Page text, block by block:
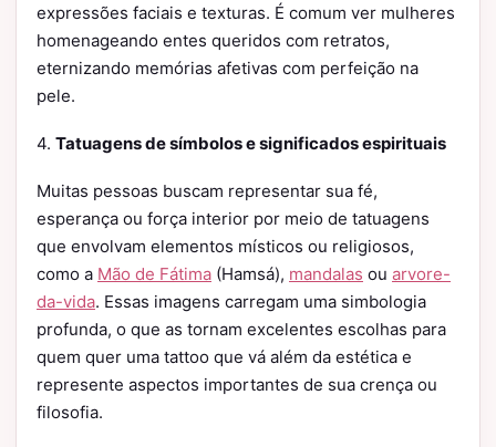
expressões faciais e texturas. É comum ver mulheres
homenageando entes queridos com retratos,
eternizando memórias afetivas com perfeição na
pele.
4. Tatuagens de símbolos e significados espirituais
Muitas pessoas buscam representar sua fé,
esperança ou força interior por meio de tatuagens
que envolvam elementos místicos ou religiosos,
como a Mão de Fátima (Hamsá), mandalas ou arvore-
da-vida. Essas imagens carregam uma simbologia
profunda, o que as tornam excelentes escolhas para
quem quer uma tattoo que vá além da estética e
represente aspectos importantes de sua crença ou
filosofia.